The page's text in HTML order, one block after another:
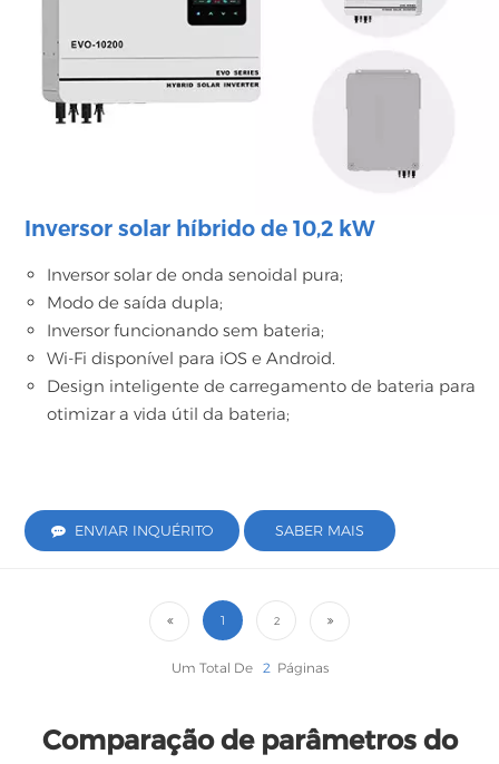
Inversor solar híbrido de 10,2 kW
Inversor solar de onda senoidal pura;
Modo de saída dupla;
Inversor funcionando sem bateria;
Wi-Fi disponível para iOS e Android.
Design inteligente de carregamento de bateria para
otimizar a vida útil da bateria;
ENVIAR INQUÉRITO SABER MAIS
1 2
Um Total De 2 Páginas
Comparação de parâmetros do